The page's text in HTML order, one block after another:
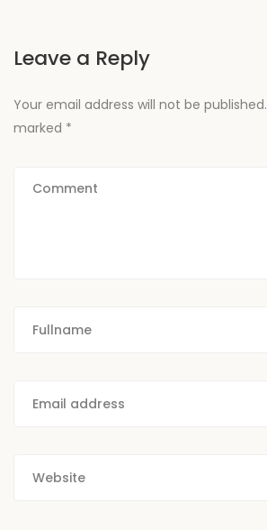
Leave a Reply
Your email address will not be published.
marked *